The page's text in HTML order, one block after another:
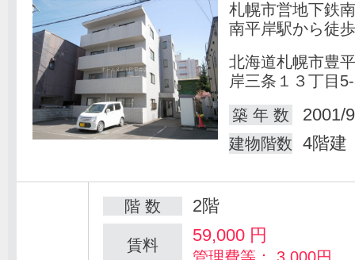
札幌市営地下鉄
南平岸駅から徒
北海道札幌市豊
岸三条１３丁目
築 年 数
2001/
建物階数 4階建
階 数 2階
賃料 59,000円